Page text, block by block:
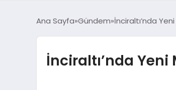
Ana Sayfa Gündem İnciraltı’nda
İnciraltı’nda